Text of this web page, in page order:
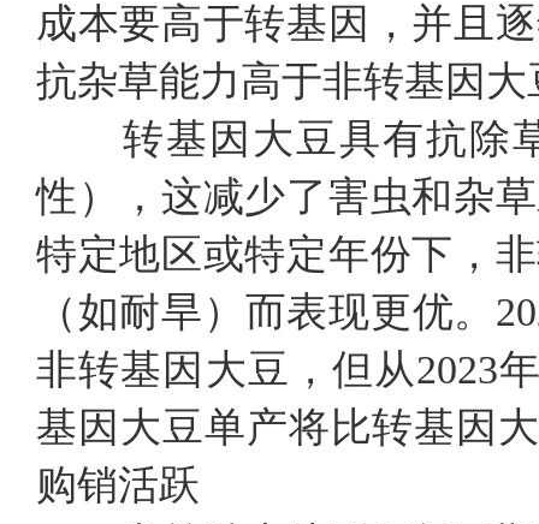
成本要高于转基因，并且
抗杂草能力高于非转基因大
转基因大豆具有抗除草
性），这减少了害虫和杂
特定地区或特定年份下，
（如耐旱）而表现更优。
非转基因大豆，但从2023
基因大豆单产将比转基因
购销活跃